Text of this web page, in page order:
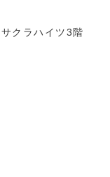
クラハイツ3階